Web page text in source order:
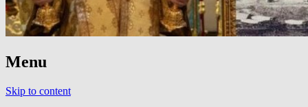
Menu
Skip to content